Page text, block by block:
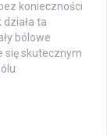
konieczności
ta
bólowe
się skutecznym